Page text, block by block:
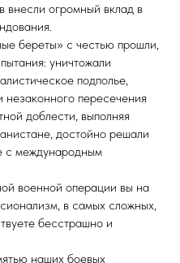
внесли огромный вклад в
береты» с честью прошли,
уничтожали
подполье,
незаконного пересечения
доблести, выполняя
достойно решали
с международным
военной операции вы на
в самых сложных,
бесстрашно и
наших боевых